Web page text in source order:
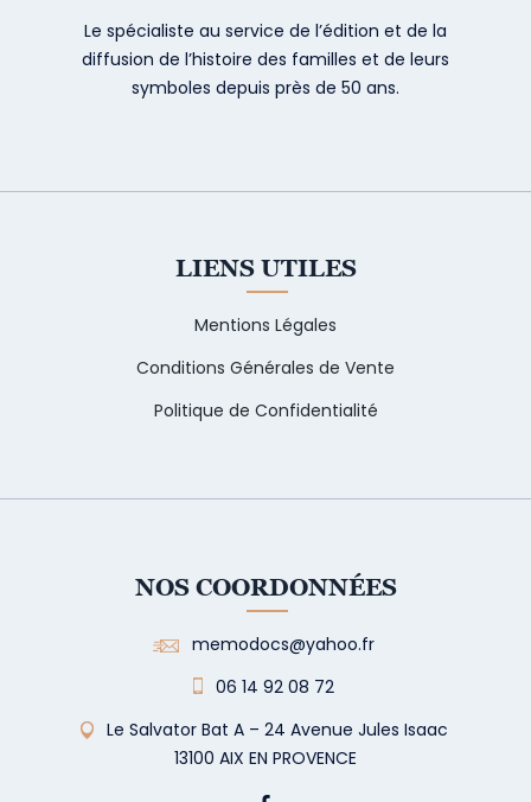
Le spécialiste au service de l’édition et de la
diffusion de l’histoire des familles et de leurs
symboles depuis près de 50 ans.
LIENS UTILES
Mentions Légales
Conditions Générales de Vente
Politique de Confidentialité
NOS COORDONNÉES
memodocs@yahoo.fr
06 14 92 08 72
Le Salvator Bat A – 24 Avenue Jules Isaac
13100 AIX EN PROVENCE